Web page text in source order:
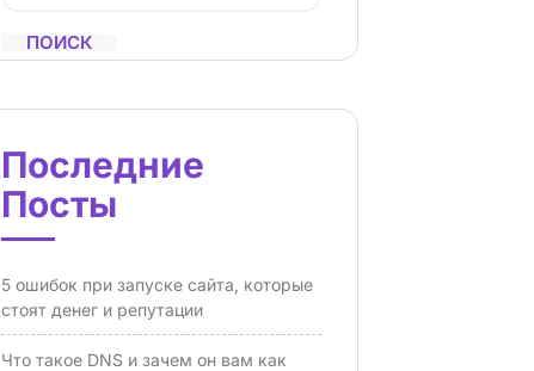
ПОИСК
Последние
Посты
5 ошибок при запуске сайта, которые
стоят денег и репутации
Что такое DNS и зачем он вам как